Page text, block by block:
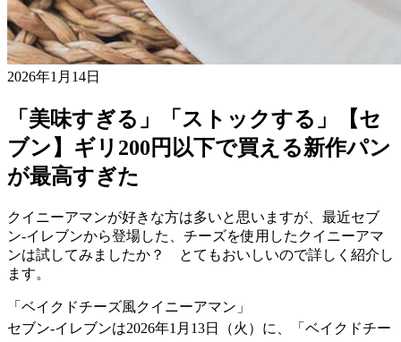
2026年1月14日
「美味すぎる」「ストックする」【セ
ブン】ギリ200円以下で買える新作パン
が最高すぎた
クイニーアマンが好きな方は多いと思いますが、最近セブ
ン-イレブンから登場した、チーズを使用したクイニーアマ
ンは試してみましたか？ とてもおいしいので詳しく紹介し
ます。
「ベイクドチーズ風クイニーアマン」
セブン-イレブンは2026年1月13日（火）に、「ベイクドチー